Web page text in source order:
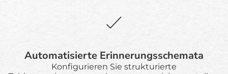
Automatisierte Erinnerungsschemata
Konfigurieren Sie strukturierte